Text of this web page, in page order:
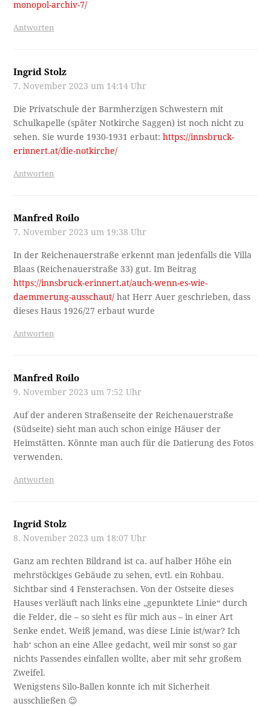
monopol-archiv-7/
Antworten
Ingrid Stolz
7. November 2023 um 14:14 Uhr
Die Privatschule der Barmherzigen Schwestern mit
Schulkapelle (später Notkirche Saggen) ist noch nicht zu
sehen. Sie wurde 1930-1931 erbaut:https://innsbruck-
erinnert.at/die-notkirche/
Antworten
Manfred Roilo
7. November 2023 um 19:38 Uhr
In der Reichenauerstraße erkennt man jedenfalls die Villa
Blaas (Reichenauerstraße 33) gut. Im Beitrag
https://innsbruck-erinnert.at/auch-wenn-es-wie-
daemmerung-ausschaut/ hat Herr Auer geschrieben, dass
dieses Haus 1926/27 erbaut wurde
Antworten
Manfred Roilo
9. November 2023 um 7:52 Uhr
Auf der anderen Straßenseite der Reichenauerstraße
(Südseite) sieht man auch schon einige Häuser der
Heimstätten. Könnte man auch für die Datierung des Fotos
verwenden.
Antworten
Ingrid Stolz
8. November 2023 um 18:07 Uhr
Ganz am rechten Bildrand ist ca. auf halber Höhe ein
mehrstöckiges Gebäude zu sehen, evtl. ein Rohbau.
Sichtbar sind 4 Fensterachsen. Von der Ostseite dieses
Hauses verläuft nach links eine „gepunktete Linie“ durch
die Felder, die – so sieht es für mich aus – in einer Art
Senke endet. Weiß jemand, was diese Linie ist/war? Ich
hab‘ schon an eine Allee gedacht, weil mir sonst so gar
nichts Passendes einfallen wollte, aber mit sehr großem
Zweifel.
Wenigstens Silo-Ballen konnte ich mit Sicherheit
ausschließen 😉